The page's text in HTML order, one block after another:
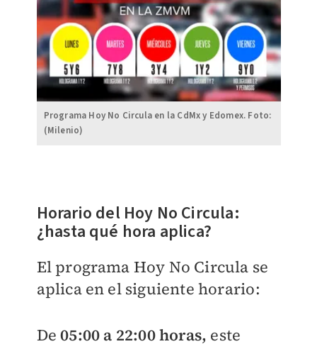
Programa Hoy No Circula en la CdMx y Edomex. Foto:
(Milenio)
Horario del Hoy No Circula:
¿hasta qué hora aplica?
El programa Hoy No Circula se
aplica en el siguiente horario:
De05:00 a 22:00 horas, este